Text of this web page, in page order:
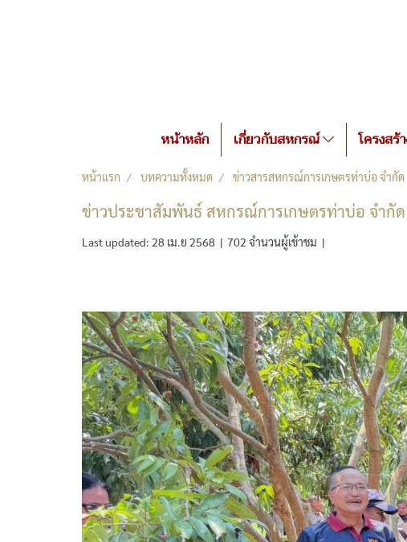
หน้าหลัก เกี่ยวกับสหกรณ์ โครงสร้
หน้าแรก บทความทั้งหมด ข่าวสารสหกรณ์การเกษตรท่าบ่อ จำกัด
ข่าวประชาสัมพันธ์ สหกรณ์การเกษตรท่าบ่อ จำกั
Last updated: 28 เม.ย 2568 | 702 จำนวนผู้เข้าชม |